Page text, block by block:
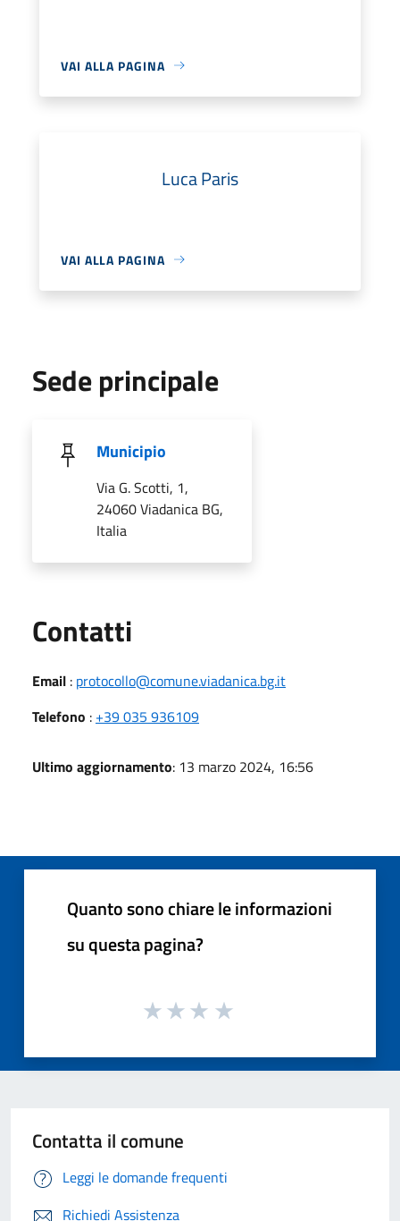
VAI ALLA PAGINA
Luca Paris
VAI ALLA PAGINA
Sede principale
Municipio
Via G. Scotti, 1,
24060 Viadanica BG,
Italia
Contatti
Email : protocollo@comune.viadanica.bg.it
Telefono : +39 035 936109
Ultimo aggiornamento: 13 marzo 2024, 16:56
Quanto sono chiare le informazioni
su questa pagina?
Contatta il comune
Leggi le domande frequenti
Richiedi Assistenza